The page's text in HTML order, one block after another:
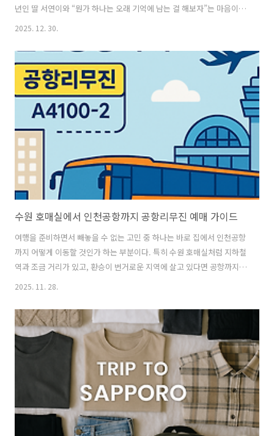
년인 딸 서연이와 “뭔가 하나는 오래 기억에 남는 걸 해보자”는 마음이
들었습니다. 그래서 정한 게 겨울 해돋이였고, 그중에서도 정동진을 선택
라면 걱정이 먼저 되더라고요. 새벽에 이동하는 게 괜찮을지, 산을 올라
야 하는 곳은 위험하지 않을지, 추위는 얼마나 매서울지. 결론부터 말하
면, 정동진은 아이와 함께하기에 부담이 적은 해돋이 장소였습니다. ‘괜
히 유명한 게 아니구나’ 싶었던 포인트가 꽤 많았어요. 바다 바로 앞, 등
산 없는 해돋이가족 여행지로서 정동진이 정말 좋은 이유는, 해돋이를
보..
2025. 12. 30.
수원 호매실에서 인천공항까지 공항리무진 예매 가이드
여행을 준비하면서 빼놓을 수 없는 고민 중 하나는 바로 집에서 인천공항
까지 어떻게 이동할 것인가 하는 부분이다. 특히 수원 호매실처럼 지하철
역과 조금 거리가 있고, 환승이 번거로운 지역에 살고 있다면 공항까지의
이동 경로는 여행의 피로도와 직결된다. 캐리어를 끌고 수원역이나 영통
항리무진을 이용하는 편이 훨씬 편안하다.호매실에서 인천공항까지는
공항리무진 A4100-2번 노선을 이용하면 된다. 이 노선은 호매실을 경유
해 인천공항 제2터미널과 제1터미널까지 한 번에 연결해 주기 때문에 환
승 걱정 없이 편하게 이동할 수 있다. 이 글에서는 호매실 출발 공항버스
를 처음 이용하는 분들을 위해 정류장 위치, 운행 시간, 버스타고 앱 예매
2025. 11. 28.